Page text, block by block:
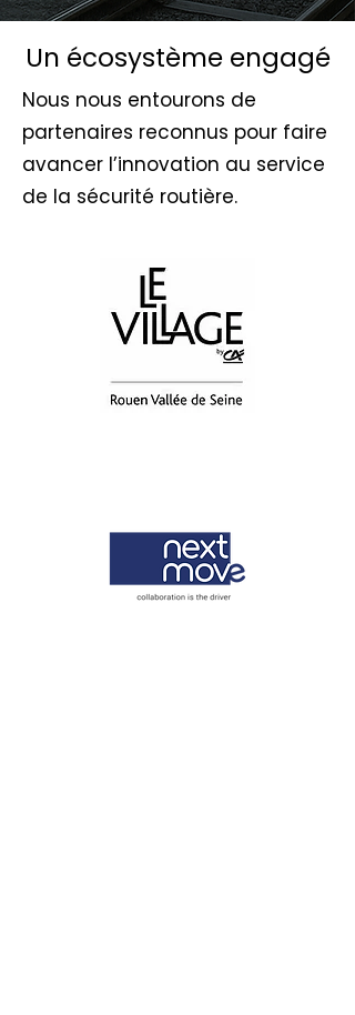
Un écosystème engagé
Nous nous entourons de
partenaires reconnus pour faire
avancer l’innovation au service
de la sécurité routière.